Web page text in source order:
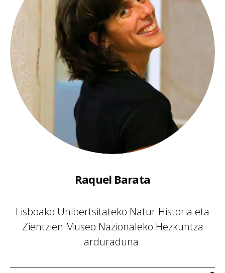
Raquel Barata
Lisboako Unibertsitateko Natur Historia eta
Zientzien Museo Nazionaleko Hezkuntza
arduraduna.